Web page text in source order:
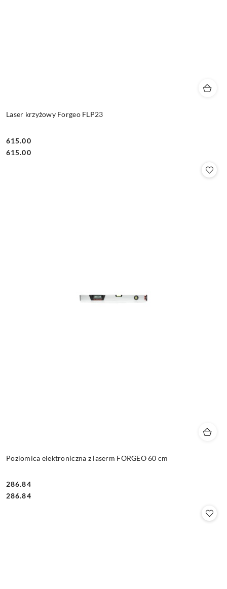
Laser krzyżowy Forgeo FLP23
Cena:
615.00
Cena:
615.00
Poziomica elektroniczna z laserm FORGEO 60 cm
Cena:
286.84
Cena:
286.84